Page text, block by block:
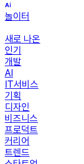
놀이터
새로 나온
인기
개발
AI
IT서비스
기획
디자인
비즈니스
프로덕트
커리어
트렌드